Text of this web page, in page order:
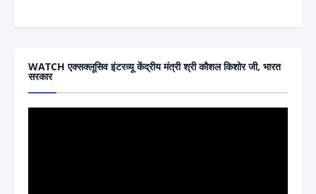
WATCH एक्सक्लूसिव इंटरव्यू केंद्रीय मंत्री श्री कौशल किशोर जी, भारत
सरकार